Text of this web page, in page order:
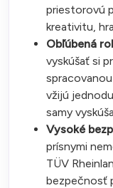
priestorovú
kreativitu,
Obľúbená
vyskúšať si
vžijú
samy
Vysoké
prísnymi
TÜV
bezpečnosť